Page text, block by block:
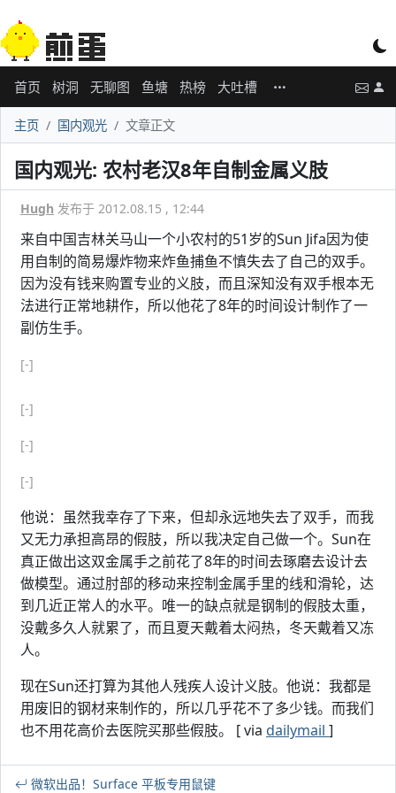
首页 树洞 无聊图 鱼塘 热榜 大吐槽
主页 国内观光 文章正文
国内观光: 农村老汉8年自制金属义肢
Hugh 发布于 2012.08.15 , 12:44
来自中国吉林关马山一个小农村的51岁的Sun Jifa因为使
用自制的简易爆炸物来炸鱼捕鱼不慎失去了自己的双手。
因为没有钱来购置专业的义肢，而且深知没有双手根本无
法进行正常地耕作，所以他花了8年的时间设计制作了一
副仿生手。
[-]
[-]
[-]
[-]
他说：虽然我幸存了下来，但却永远地失去了双手，而我
又无力承担高昂的假肢，所以我决定自己做一个。Sun在
真正做出这双金属手之前花了8年的时间去琢磨去设计去
做模型。通过肘部的移动来控制金属手里的线和滑轮，达
到几近正常人的水平。唯一的缺点就是钢制的假肢太重，
没戴多久人就累了，而且夏天戴着太闷热，冬天戴着又冻
人。
现在Sun还打算为其他人残疾人设计义肢。他说：我都是
用废旧的钢材来制作的，所以几乎花不了多少钱。而我们
也不用花高价去医院买那些假肢。 [ via dailymail ]
微软出品！Surface 平板专用鼠键